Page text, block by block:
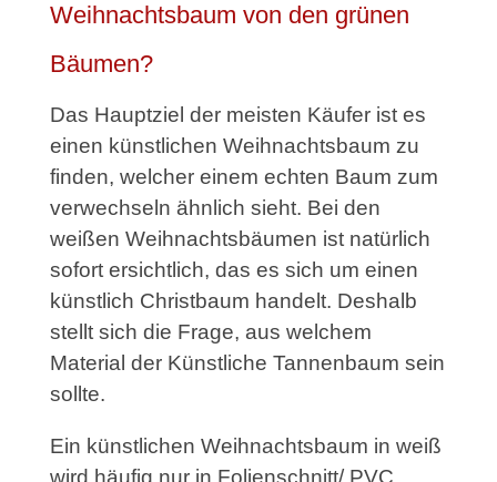
Weihnachtsbaum von den grünen
Bäumen?
Das Hauptziel der meisten Käufer ist es
einen künstlichen Weihnachtsbaum zu
finden, welcher einem echten Baum zum
verwechseln ähnlich sieht. Bei den
weißen Weihnachtsbäumen ist natürlich
sofort ersichtlich, das es sich um einen
künstlich Christbaum handelt. Deshalb
stellt sich die Frage, aus welchem
Material der Künstliche Tannenbaum sein
sollte.
Ein künstlichen Weihnachtsbaum in weiß
wird häufig nur in Folienschnitt/ PVC